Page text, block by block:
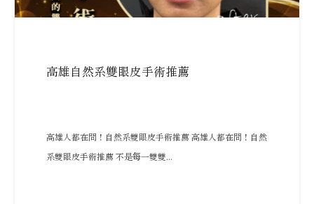
高雄自然系雙眼皮手術推薦
高雄人都在問！自然系雙眼皮手術推薦 高雄人都在問！自然
系雙眼皮手術推薦 不是每一雙雙...